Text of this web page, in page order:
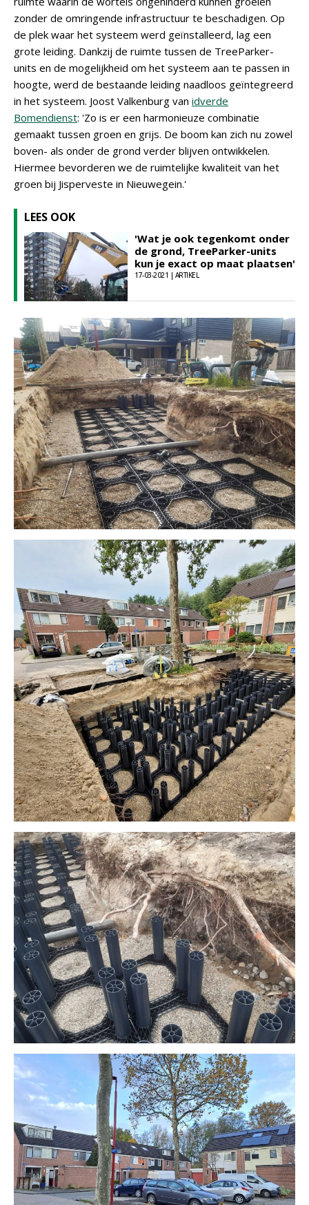
zonder de omringende infrastructuur te beschadigen. Op
de plek waar het systeem werd geïnstalleerd, lag een
grote leiding. Dankzij de ruimte tussen de TreeParker-
units en de mogelijkheid om het systeem aan te passen in
hoogte, werd de bestaande leiding naadloos geïntegreerd
in het systeem. Joost Valkenburg van idverde
Bomendienst: 'Zo is er een harmonieuze combinatie
gemaakt tussen groen en grijs. De boom kan zich nu zowel
boven- als onder de grond verder blijven ontwikkelen.
Hiermee bevorderen we de ruimtelijke kwaliteit van het
groen bij Jisperveste in Nieuwegein.'
LEES OOK
'Wat je ook tegenkomt onder
de grond, TreeParker-units
kun je exact op maat plaatsen'
17-03-2021 | ARTIKEL